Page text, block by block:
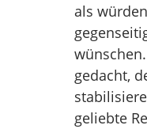
als
gedacht,
geliebte